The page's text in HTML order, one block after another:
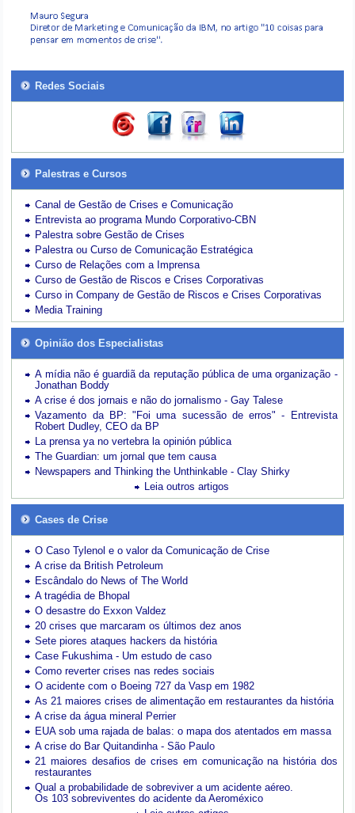
Redes Sociais
Palestras e Cursos
Canal de Gestão de Crises e Comunicação
Entrevista ao programa Mundo Corporativo-CBN
Palestra sobre Gestão de Crises
Palestra ou Curso de Comunicação Estratégica
Curso de Relações com a Imprensa
Curso de Gestão de Riscos e Crises Corporativas
Curso in Company de Gestão de Riscos e Crises Corporativas
Media Training
Opinião dos Especialistas
A mídia não é guardiã da reputação pública de uma organização -
Jonathan Boddy
A crise é dos jornais e não do jornalismo - Gay Talese
Vazamento da BP: "Foi uma sucessão de erros" - Entrevista
Robert Dudley, CEO da BP
La prensa ya no vertebra la opinión pública
The Guardian: um jornal que tem causa
Newspapers and Thinking the Unthinkable - Clay Shirky
Leia outros artigos
Cases de Crise
O Caso Tylenol e o valor da Comunicação de Crise
A crise da British Petroleum
Escândalo do News of The World
A tragédia de Bhopal
O desastre do Exxon Valdez
20 crises que marcaram os últimos dez anos
Sete piores ataques hackers da história
Case Fukushima - Um estudo de caso
Como reverter crises nas redes sociais
O acidente com o Boeing 727 da Vasp em 1982
As 21 maiores crises de alimentação em restaurantes da história
A crise da água mineral Perrier
EUA sob uma rajada de balas: o mapa dos atentados em massa
A crise do Bar Quitandinha - São Paulo
21 maiores desafios de crises em comunicação na história dos
restaurantes
Qual a probabilidade de sobreviver a um acidente aéreo.
Os 103 sobreviventes do acidente da Aeroméxico